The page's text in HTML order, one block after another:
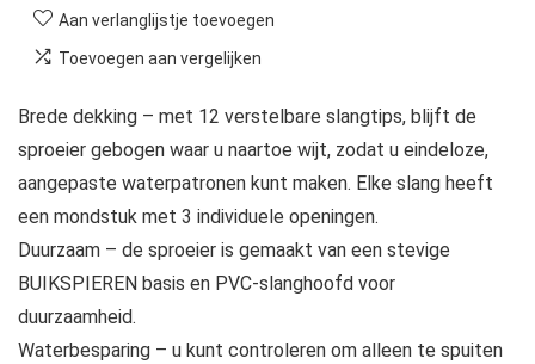
Aan verlanglijstje toevoegen
Toevoegen aan vergelijken
Brede dekking – met 12 verstelbare slangtips, blijft de
sproeier gebogen waar u naartoe wijt, zodat u eindeloze,
aangepaste waterpatronen kunt maken. Elke slang heeft
een mondstuk met 3 individuele openingen.
Duurzaam – de sproeier is gemaakt van een stevige
BUIKSPIEREN basis en PVC-slanghoofd voor
duurzaamheid.
Waterbesparing – u kunt controleren om alleen te spuiten